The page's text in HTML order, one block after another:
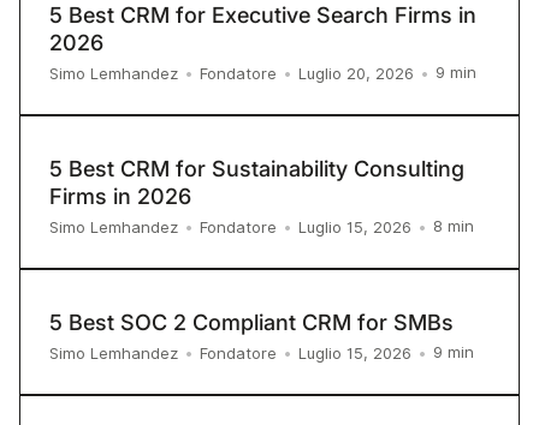
5 Best CRM for Executive Search Firms in
2026
Simo Lemhandez • Fondatore • Luglio 20, 2026 • 9 min
5 Best CRM for Sustainability Consulting
Firms in 2026
Simo Lemhandez • Fondatore • Luglio 15, 2026 • 8 min
5 Best SOC 2 Compliant CRM for SMBs
Simo Lemhandez • Fondatore • Luglio 15, 2026 • 9 min